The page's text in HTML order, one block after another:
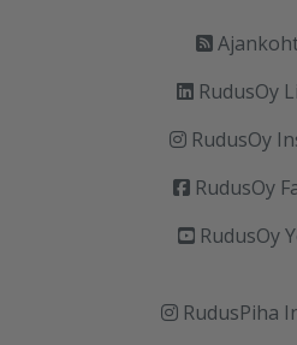
RudusOy
RudusOy
RudusOy
RudusOy
RudusPiha